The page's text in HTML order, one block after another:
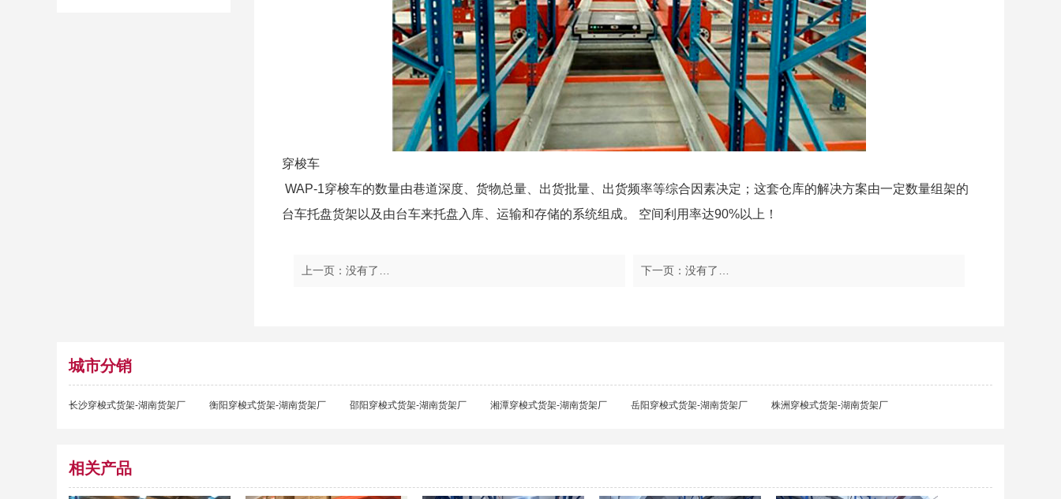
穿梭车
WAP-1穿梭车的数量由巷道深度、货物总量、出货批量、出货频率等综合因素决定；这套仓库的解决方案由一定数量组架的
台车托盘货架以及由台车来托盘入库、运输和存储的系统组成。 空间利用率达90%以上！
上一页：没有了… 下一页：没有了…
城市分销
长沙穿梭式货架-湖南货架厂 衡阳穿梭式货架-湖南货架厂 邵阳穿梭式货架-湖南货架厂 湘潭穿梭式货架-湖南货架厂 岳阳穿梭式货架-湖南货架厂 株洲穿梭式货架-湖南货架厂
相关产品